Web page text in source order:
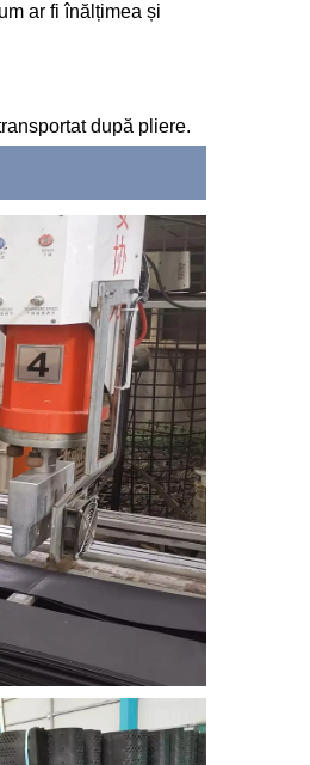
ar fi înălțimea și
după pliere.